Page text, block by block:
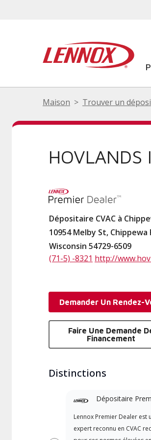
Maison Trouver un
HOVLANDS
Dépositaire CVAC à
10954 Melby St, Chippewa
Wisconsin 54729-6509
(71-5) -8321 http://
Demander Un Rendez-
Faire Une Demande
Financement
Distinctions
Dépositaire
Lennox Premier Dealer est
expert reconnu en CVAC